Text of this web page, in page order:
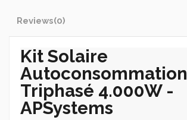
Reviews(0)
Kit Solaire
Autoconsommation
Triphasé 4.000W -
APSystems